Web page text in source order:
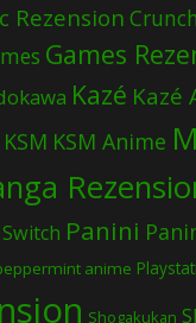
Rezension
Games
Kazé Kazé
KSM KSM Anime
Panini
anime
Shogakukan